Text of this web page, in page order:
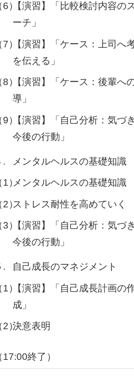
） 【演習】「比較検討内容の
ーチ」
） 【演習】「ケース：上司へ
を伝える」
） 【演習】「ケース：後輩へ
導」
） 【演習】「自己分析：気づ
今後の行動」
. メンタルヘルスの基礎知識
1）メンタルヘルスの基礎知識
2）ストレス耐性を高めていく
） 【演習】「自己分析：気づ
今後の行動」
. 自己成長のマネジメント
） 【演習】「自己成長計画の
成」
2）決意表明
17:00終了）